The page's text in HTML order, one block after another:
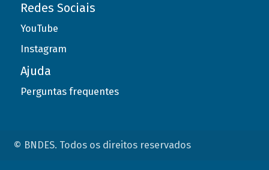
Redes Sociais
YouTube
Instagram
Ajuda
Perguntas frequentes
© BNDES. Todos os direitos reservados